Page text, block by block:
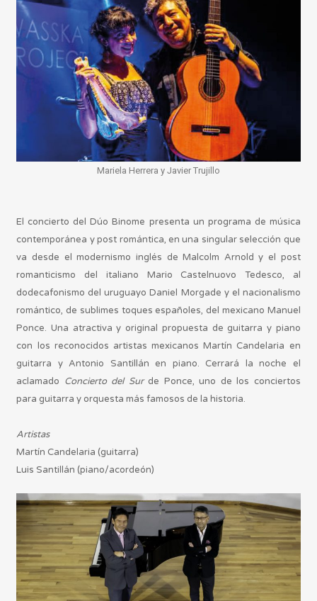
Mariela Herrera y Javier Trujillo
El concierto del Dúo Binome presenta un programa de música
contemporánea y post romántica, en una singular selección que
va desde el modernismo inglés de Malcolm Arnold y el post
romanticismo del italiano Mario Castelnuovo Tedesco, al
dodecafonismo del uruguayo Daniel Morgade y el nacionalismo
romántico, de sublimes toques españoles, del mexicano Manuel
Ponce. Una atractiva y original propuesta de guitarra y piano
con los reconocidos artistas mexicanos Martín Candelaria en
guitarra y Antonio Santillán en piano. Cerrará la noche el
aclamado Concierto del Surde Ponce, uno de los conciertos
para guitarra y orquesta más famosos de la historia.
Artistas
Martín Candelaria (guitarra)
Luis Santillán (piano/acordeón)